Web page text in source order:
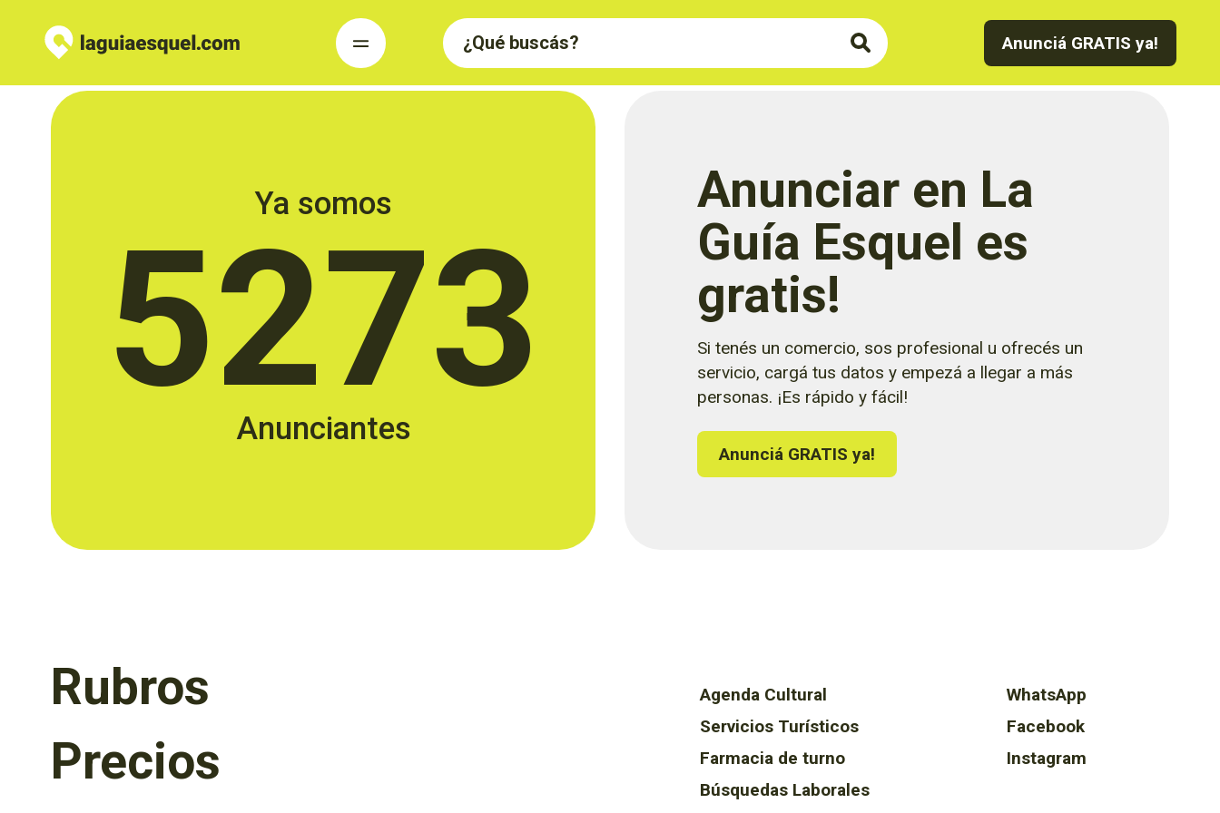
Anunciá GRATIS ya!
Ya somos
5273
Anunciantes
Anunciar en La
Guía Esquel es
gratis!
Si tenés un comercio, sos profesional u ofrecés un
servicio, cargá tus datos y empezá a llegar a más
personas. ¡Es rápido y fácil!
Anunciá GRATIS ya!
Rubros
Precios
Agenda Cultural
Servicios Turísticos
Farmacia de turno
Búsquedas Laborales
WhatsApp
Facebook
Instagram